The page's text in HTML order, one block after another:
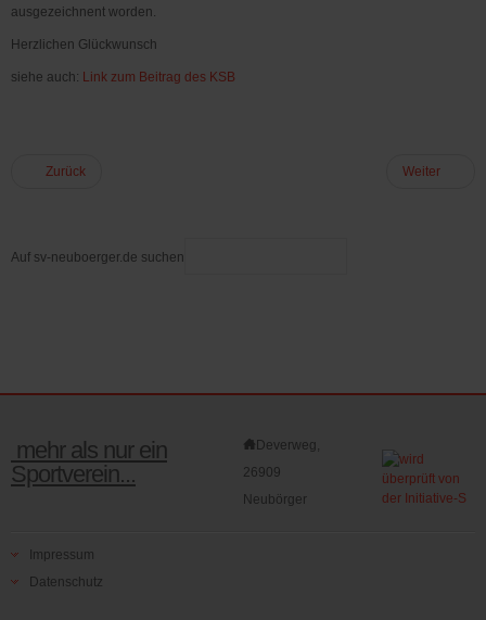
ausgezeichnent worden.
Herzlichen Glückwunsch
siehe auch: Link zum Beitrag des KSB
Zurück Weiter
Auf sv-neuboerger.de suchen
mehr als nur ein
Sportverein...
Deverweg,
26909
Neubörger
Impressum
Datenschutz